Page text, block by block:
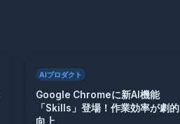
AIプロダクト
Google Chromeに新AI機能
「Skills」登場！作業効率が劇的
向上